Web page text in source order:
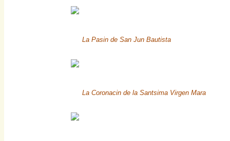
La Pasin de San Jun Bautista
La Coronacin de la Santsima Virgen Mara